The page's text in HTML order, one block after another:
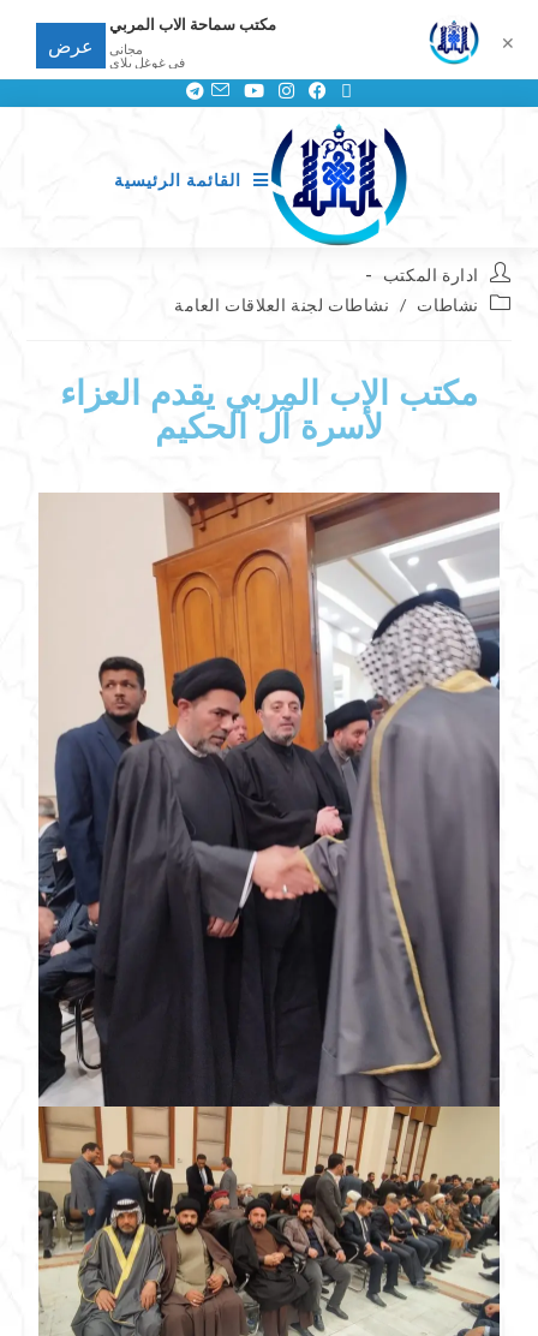
القائمة الرئيسية
ادارة المكتب
نشاطات / نشاطات لجنة العلاقات العامة
مكتب الاب المربي يقدم العزاء
لأسرة آل الحكيم
✕
مكتب سماحة الاب المربي
مجانى
في غوغل بلاي
عرض